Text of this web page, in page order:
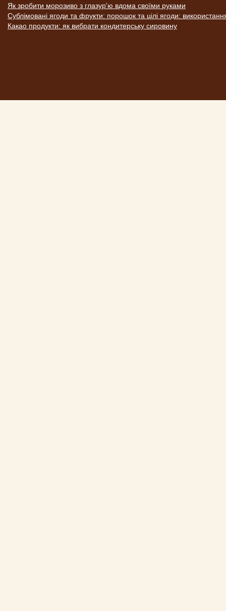
Як зробити морозиво з глазур'ю вдома своїми руками
Сублімовані ягоди та фрукти: порошок та цілі ягоди:
Какао продукти: як вибрати кондитерську сировину